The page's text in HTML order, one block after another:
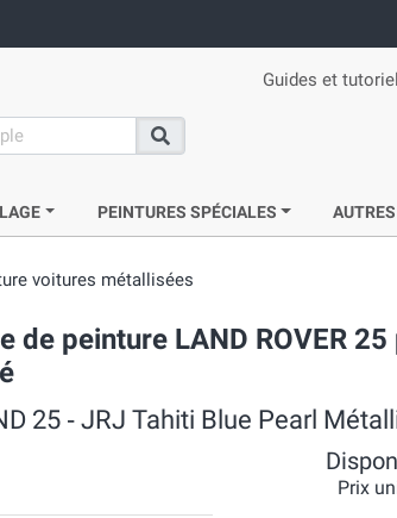
Guides et
Recherche
PEINTURES SPÉCIALES
voitures métallisées
peinture LAND ROVER 25
25 ‐ JRJ Tahiti Blue Pearl
Prix